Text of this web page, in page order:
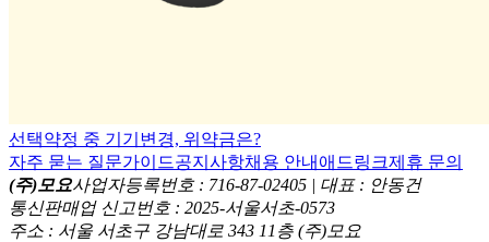
선택약정 중 기기변경, 위약금은?
자주 묻는 질문가이드공지사항채용 안내 애드링크제휴 문의
(주)모요사업자등록번호 : 716-87-02405 | 대표 : 안동건
통신판매업 신고번호 : 2025-서울서초-0573
주소 : 서울 서초구 강남대로 343 11층 (주)모요